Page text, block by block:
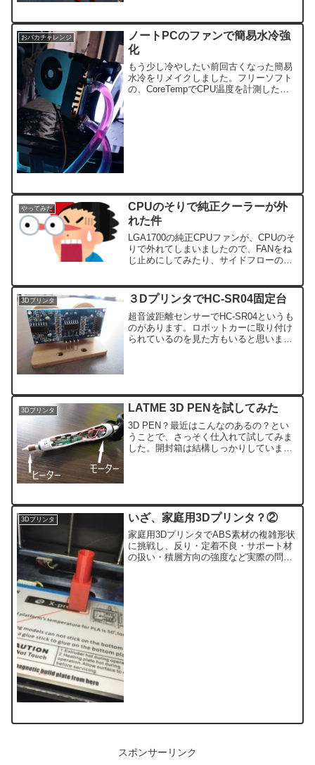
おバカチャレンジ
ノートPCのファンで簡易水冷強
化
もう少し冷やしたい前回古くなった簡易
水冷をリメイクしました。フリーソフト
の、CoreTempでCPU温度を計測したと
やってみた
CPUのそりで純正クーラーが外
れた件
LGA1700の純正CPUファンが、CPUのそ
りで外れてしまいましたので、FANをね
じ止めにしてみたり、サイドフローの空
3Dプリンタ ３DプリンタでHC-SR04固定台
超音波距離センサーでHC-SR04というも
のがあります。ロボットカーに取り付け
られているのを見た方もいると思いま
3Dプリンタ LATME 3D PENを試してみた
3D PEN？最近はこんなのあるの？とい
うことで、さっそく仕入れて試してみま
した。開封箱は結構しっかりしていま
3Dプリンタ いざ、家庭用3Dプリンタ？②
家庭用3DプリンタでABS素材の複雑形状
に挑戦し、反り・定着不良・サポート材
の扱い・積層方向の強度など実際の問題
スポンサーリンク